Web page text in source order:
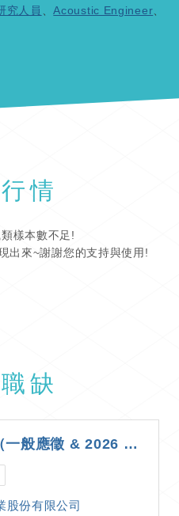
究人員 、Acoustic Engineer
情
樣本數不足!
出來~謝謝您的支持與使用!
缺
研發類-NVH 工程師（一般應徵 & 2026 年度研發替代役皆可）
股份有限公司